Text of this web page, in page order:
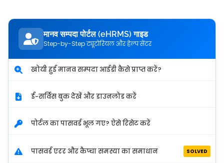
मानव सम्पदा पोर्टल (eHRMS) गाइड
Step-by-Step ट्यूटोरियल और हेल्प सेंटर
खोयी हुई मानव सम्पदा आईडी कैसे प्राप्त करें?
ई-सर्विस बुक देखें और डाउनलोड करें
पोर्टल का पासवर्ड भूल गए? ऐसे रिसेट करें
पासवर्ड एरर और कैप्चा समस्या का समाधान SOLVED